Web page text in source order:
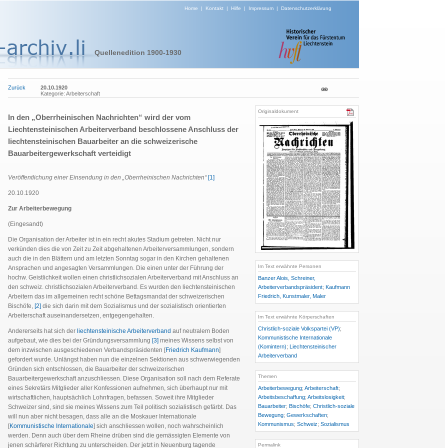
Home | Kontakt| Hilfe | Impressum| Datenschutzerklärung
Quellenedition 1900-1930
Zurück
20.10.1920
Kategorie: Arbeiterschaft
In den „Oberrheinischen Nachrichten“ wird der vom
Liechtensteinischen Arbeiterverband beschlossene Anschluss der
liechtensteinischen Bauarbeiter an die schweizerische
Bauarbeitergewerkschaft verteidigt
Veröffentlichung einer Einsendung in den „Oberrheinischen Nachrichten“ [1]
20.10.1920
Zur Arbeiterbewegung
(Eingesandt)
Die Organisation der Arbeiter ist in ein recht akutes Stadium getreten. Nicht nur
verkünden dies die von Zeit zu Zeit abgehaltenen Arbeiterversammlungen, sondern
auch die in den Blättern und am letzten Sonntag sogar in den Kirchen gehaltenen
Ansprachen und angesagten Versammlungen. Die einen unter der Führung der
hochw. Geistlichkeit wollen einen christlichsozialen Arbeiterverband mit Anschluss an
den schweiz. christlichsozialen Arbeiterverband. Es wurden den liechtensteinischen
Arbeitern das im allgemeinen recht schöne Bettagsmandat der schweizerischen
Bischöfe, [2] die sich darin mit dem Sozialismus und der sozialistisch orientierten
Arbeiterschaft auseinandersetzen, entgegengehalten.
Andererseits hat sich der liechtensteinische Arbeiterverband auf neutralem Boden
aufgebaut, wie dies bei der Gründungsversammlung [3] meines Wissens selbst von
dem inzwischen ausgeschiedenen Verbandspräsidenten [Friedrich Kaufmann]
gefordert wurde. Unlängst haben nun die einzelnen Sektionen aus schwerwiegenden
Gründen sich entschlossen, die Bauarbeiter der schweizerischen
Bauarbeitergewerkschaft anzuschliessen. Diese Organisation soll nach dem Referate
eines Sekretärs Mitglieder aller Konfessionen aufnehmen, sich überhaupt nur mit
wirtschaftlichen, hauptsächlich Lohnfragen, befassen. Soweit ihre Mitglieder
Schweizer sind, sind sie meines Wissens zum Teil politisch sozialistisch gefärbt. Das
will nun aber nicht besagen, dass alle an die Moskauer Internationale
[Kommunistische Internationale] sich anschliessen wollen, noch wahrscheinlich
werden. Denn auch über dem Rheine drüben sind die gemässigten Elemente von
jenen schärferer Richtung zu unterscheiden. Der jetzt in Neuenburg tagende
Originaldokument
Im Text erwähnte Personen
Banzer Alois, Schreiner,
Arbeiterverbandspräsident; Kaufmann
Friedrich, Kunstmaler, Maler
Im Text erwähnte Körperschaften
Christlich-soziale Volkspartei (VP);
Kommunistische Internationale
(Komintern); Liechtensteinischer
Arbeiterverband
Themen
Arbeiterbewegung; Arbeiterschaft;
Arbeitsbeschaffung; Arbeitslosigkeit;
Bauarbeiter; Bischöfe; Christlich-soziale
Bewegung; Gewerkschaften;
Kommunismus; Schweiz; Sozialismus
Permalink